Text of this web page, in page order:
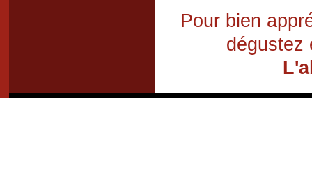
Pour bien
dégustez